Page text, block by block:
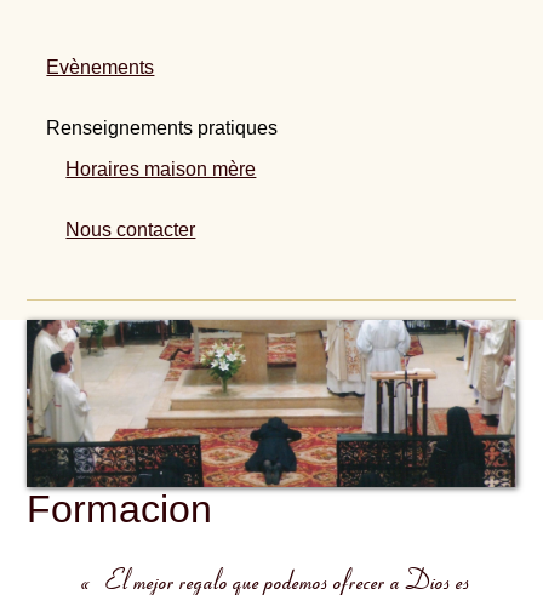
Evènements
Renseignements pratiques
Horaires maison mère
Nous contacter
Formacion
« El mejor regalo que podemos ofrecer a Dios es